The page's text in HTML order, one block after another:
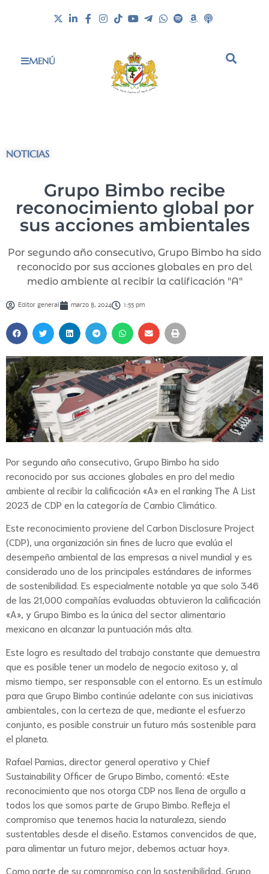
MENÚ
NOTICIAS
Grupo Bimbo recibe
reconocimiento global por
sus acciones ambientales
Por segundo año consecutivo, Grupo Bimbo ha sido
reconocido por sus acciones globales en pro del
medio ambiente al recibir la calificación "A"
Editor general marzo 8, 2024 1:55 pm
Por segundo año consecutivo, Grupo Bimbo ha sido
reconocido por sus acciones globales en pro del medio
ambiente al recibir la calificación «A» en el ranking The A List
2023 de CDP en la categoría de Cambio Climático.
Este reconocimiento proviene del Carbon Disclosure Project
(CDP), una organización sin fines de lucro que evalúa el
desempeño ambiental de las empresas a nivel mundial y es
considerado uno de los principales estándares de informes
de sostenibilidad. Es especialmente notable ya que solo 346
de las 21,000 compañías evaluadas obtuvieron la calificación
«A», y Grupo Bimbo es la única del sector alimentario
mexicano en alcanzar la puntuación más alta.
Este logro es resultado del trabajo constante que demuestra
que es posible tener un modelo de negocio exitoso y, al
mismo tiempo, ser responsable con el entorno. Es un estímulo
para que Grupo Bimbo continúe adelante con sus iniciativas
ambientales, con la certeza de que, mediante el esfuerzo
conjunto, es posible construir un futuro más sostenible para
el planeta.
Rafael Pamias, director general operativo y Chief
Sustainability Officer de Grupo Bimbo, comentó: «Este
reconocimiento que nos otorga CDP nos llena de orgullo a
todos los que somos parte de Grupo Bimbo. Refleja el
compromiso que tenemos hacia la naturaleza, siendo
sustentables desde el diseño. Estamos convencidos de que,
para alimentar un futuro mejor, debemos actuar hoy».
Como parte de su compromiso con la sostenibilidad, Grupo